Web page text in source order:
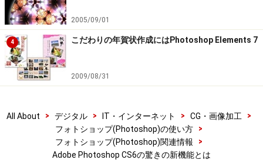
2005/09/01
4 こだわりの年賀状作成にはPhotoshop Elements 7
2009/08/31
All About > デジタル > IT・インターネット > CG・画像加工
>
フォトショップ(Photoshop)の使い方
>
フォトショップ(Photoshop)関連情報
>
Adobe Photoshop CS6の驚きの新機能とは